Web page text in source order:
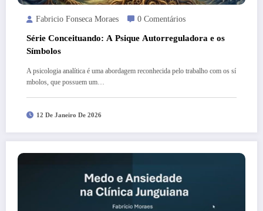
Fabricio Fonseca Moraes 0 Comentários
Série Conceituando: A Psique Autorreguladora e os
Símbolos
A psicologia analítica é uma abordagem reconhecida pelo trabalho com os sí
mbolos, que possuem um…
12 De Janeiro De 2026